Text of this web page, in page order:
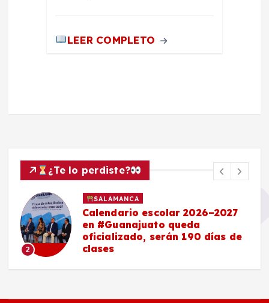
LEER COMPLETO
¿Te lo perdiste?
2
SALAMANCA
Calendario escolar 2026–2027
en #Guanajuato queda
oficializado, serán 190 días de
clases